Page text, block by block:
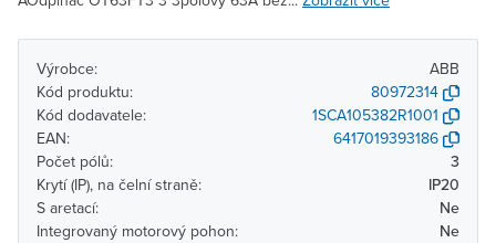
Výrobce:
ABB
Kód produktu:
80972314
Kód dodavatele:
1SCA105382R1001
EAN:
6417019393186
Počet pólů:
3
Krytí (IP), na čelní straně:
IP20
S aretací:
Ne
Integrovaný motorový pohon:
Ne